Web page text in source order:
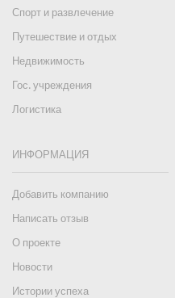
Спорт и развлечение
Путешествие и отдых
Недвижимость
Гос. учреждения
Логистика
ИНФОРМАЦИЯ
Добавить компанию
Написать отзыв
О проекте
Новости
Истории успеха